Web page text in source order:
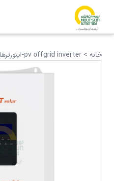
خانه > pv offgrid inverter-اینورترهای آفگرید